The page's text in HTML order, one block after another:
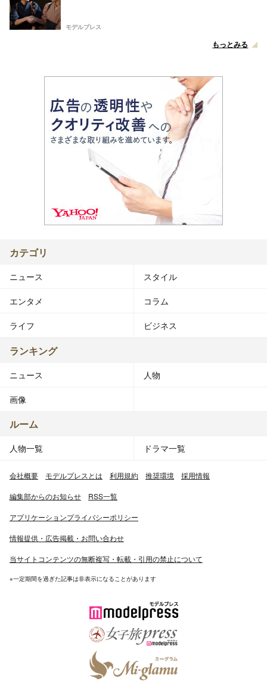
モデルプレス
もっとみる
カテゴリ
ニュース スタイル
エンタメ コラム
ライフ ビジネス
ランキング
ニュース 人物
画像
ルーム
人物一覧 ドラマ一覧
会社概要 モデルプレスとは 利用規約 推奨環境 採用情報
編集部からのお知らせ RSS一覧
アプリケーションプライバシーポリシー
情報提供・広告掲載・お問い合わせ
当サイトコンテンツの無断複写・転載・引用の禁止について
※一定期間を過ぎた記事は非表示になることがあります